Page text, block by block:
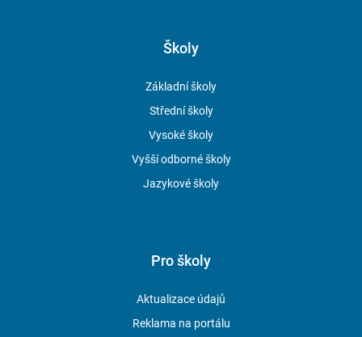
Školy
Základní školy
Střední školy
Vysoké školy
Vyšší odborné školy
Jazykové školy
Pro školy
Aktualizace údajů
Reklama na portálu